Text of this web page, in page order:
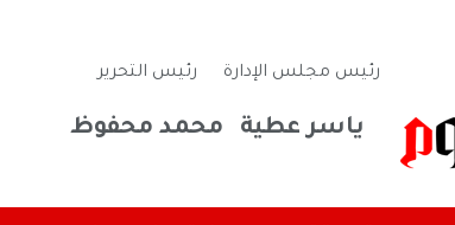
رئيس مجلس الإدارة
ياسر عطية
رئيس التحرير
محمد محفوظ